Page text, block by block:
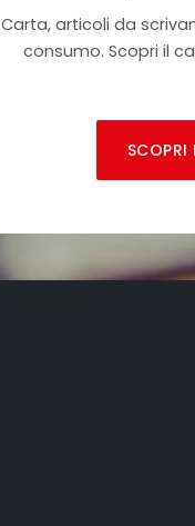
Carta, articoli da
consumo. Scopri il
SCOPRI